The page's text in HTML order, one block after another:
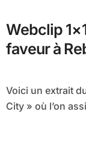
Webclip
faveur à
Voici un extrait du 13éme épisode intitulé « Crescent
City » où l’on